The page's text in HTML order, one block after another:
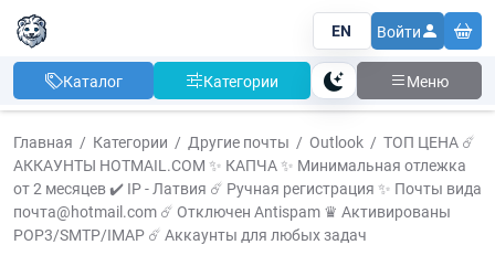
EN Войти
Каталог Категории Тема Меню
Главная Категории Другие почты Outlook
ТОП ЦЕНА ☄️
АККАУНТЫ HOTMAIL.COM ✨ КАПЧА ✨ Минимальная отлежка
от 2 месяцев ✔️ IP - Латвия ☄️ Ручная регистрация ✨ Почты вида
почта@hotmail.com ☄️ Отключен Antispam ♛ Активированы
POP3/SMTP/IMAP ☄️ Аккаунты для любых задач